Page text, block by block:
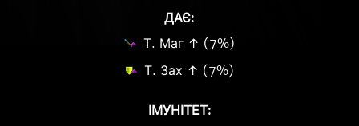
ДАЄ:
Т. Маг ↑ (7%)
Т. Зах ↑ (7%)
ІМУНІТЕТ: